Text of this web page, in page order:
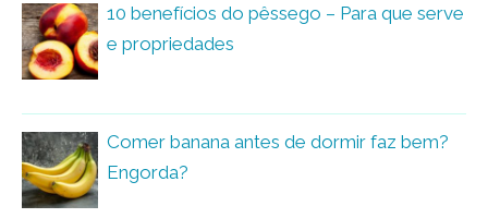
10 benefícios do pêssego – Para que serve
e propriedades
Comer banana antes de dormir faz bem?
Engorda?